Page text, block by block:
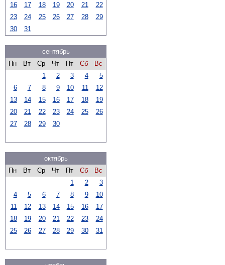
16
17 18 19 20 21
22
23
24 25 26 27 28
29
30
31
сентябрь
Пн
Вт Ср Чт Пт Сб
Вс
1
2 3 4
5
6
7 8 9 10 11
12
13
14 15 16 17 18
19
20
21 22 23 24 25
26
27
28 29 30
октябрь
Пн
Вт Ср Чт Пт Сб
Вс
1
2
3
4
5 6 7 8 9
10
11
12 13 14 15 16
17
18
19 20 21 22 23
24
25
26 27 28 29 30 31